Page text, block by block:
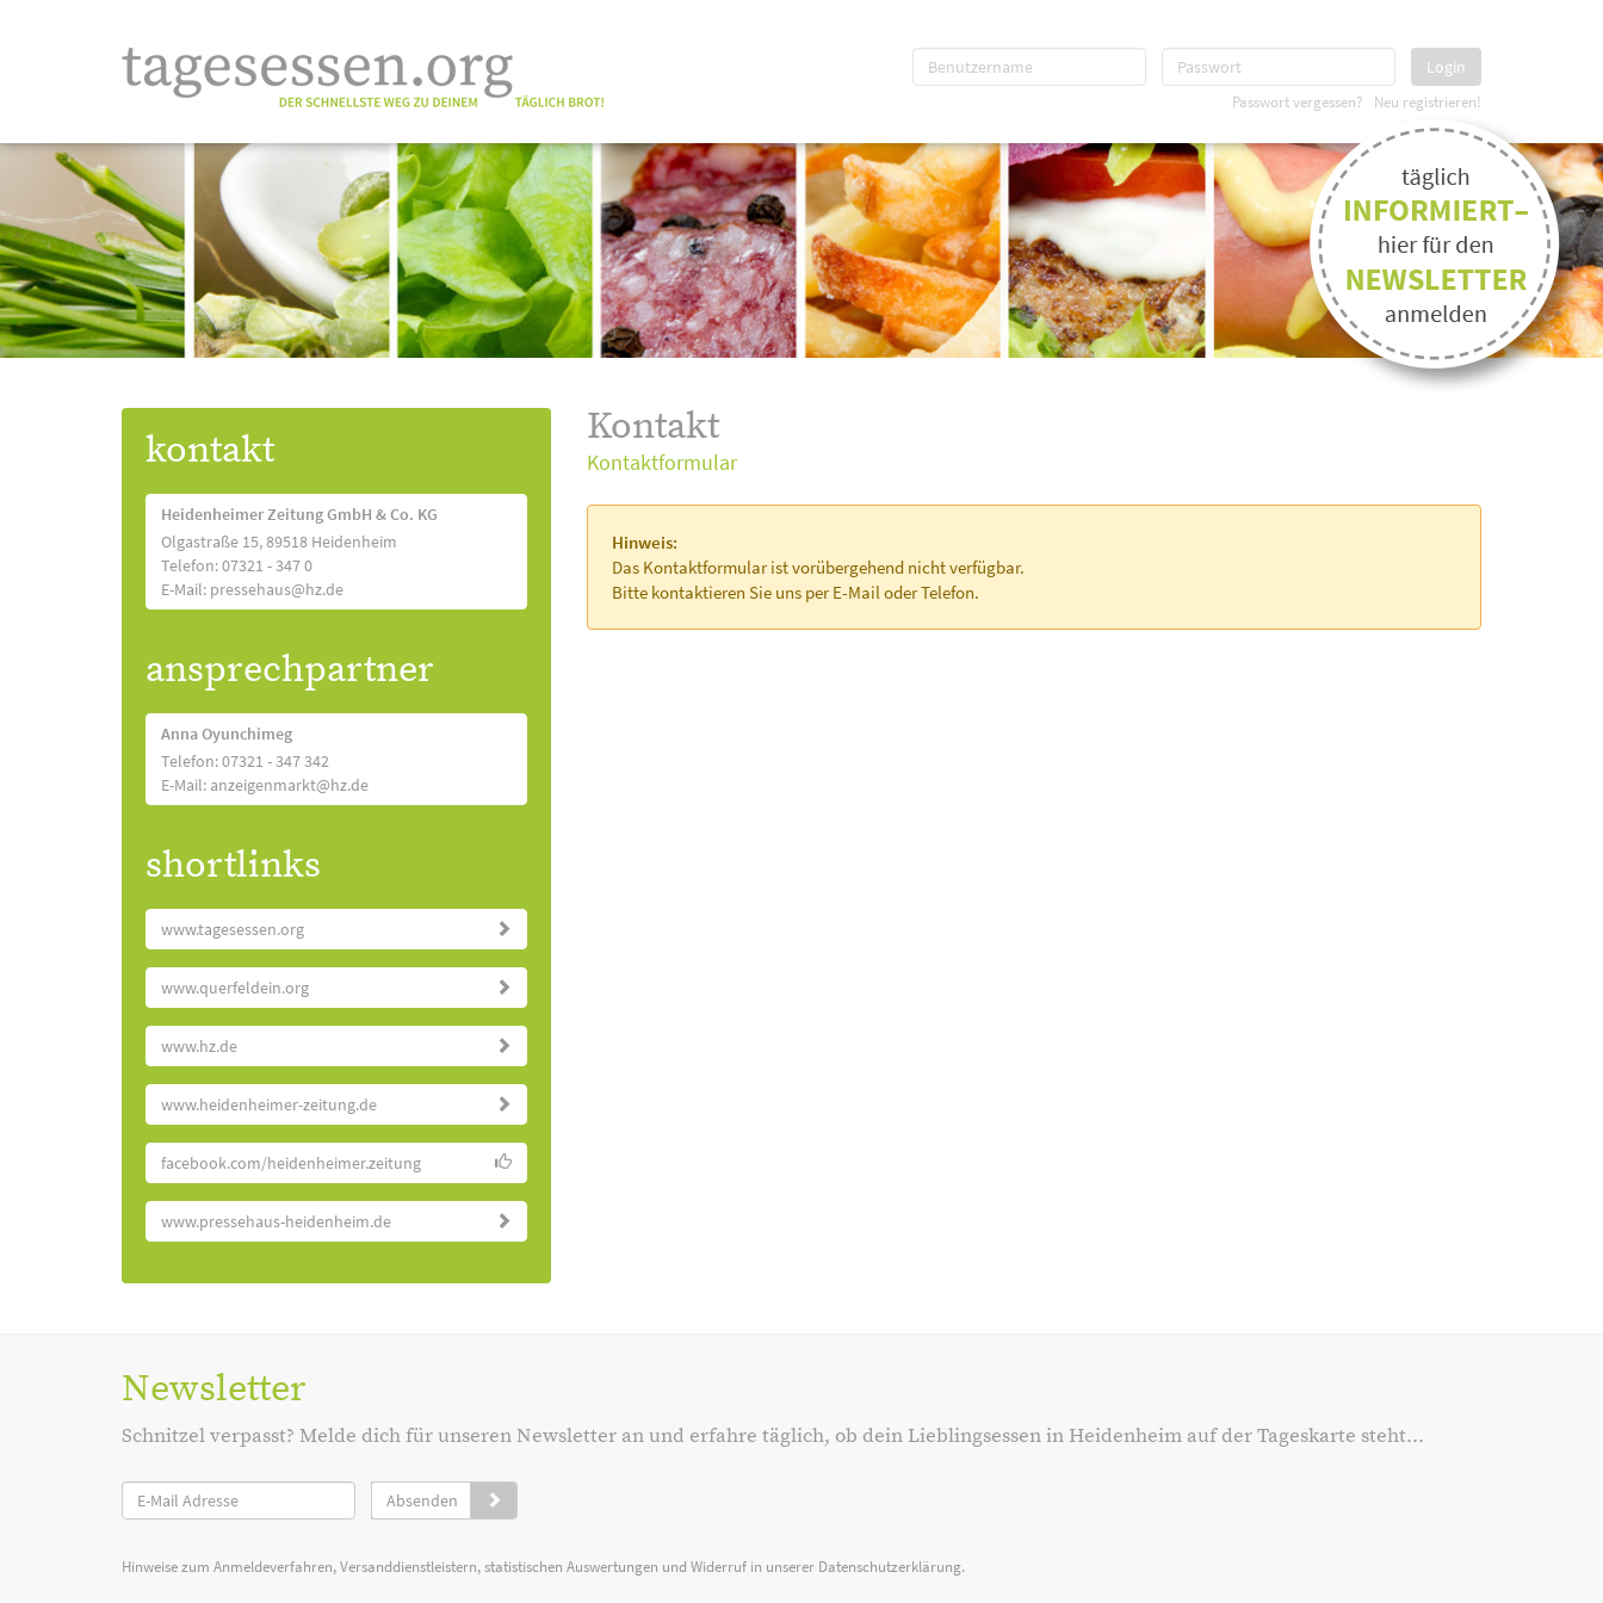
Login
Passwort vergessen? Neu registrieren!
kontakt
Heidenheimer Zeitung GmbH & Co. KG
Olgastraße 15, 89518 Heidenheim
Telefon: 07321 - 347 0
E-Mail: pressehaus@hz.de
ansprechpartner
Anna Oyunchimeg
Telefon: 07321 - 347 342
E-Mail: anzeigenmarkt@hz.de
shortlinks
www.tagesessen.org
www.querfeldein.org
www.hz.de
www.heidenheimer-zeitung.de
facebook.com/heidenheimer.zeitung
www.pressehaus-heidenheim.de
Kontakt
Kontaktformular
Hinweis:
Das Kontaktformular ist vorübergehend nicht verfügbar.
Bitte kontaktieren Sie uns per E-Mail oder Telefon.
Newsletter
Schnitzel verpasst? Melde dich für unseren Newsletter an und erfahre täglich, ob dein Lieblingsessen in Heidenheim auf der Tageskarte steht...
Absenden
Hinweise zum Anmeldeverfahren, Versanddienstleistern, statistischen Auswertungen und Widerruf in unserer Datenschutzerklärung.